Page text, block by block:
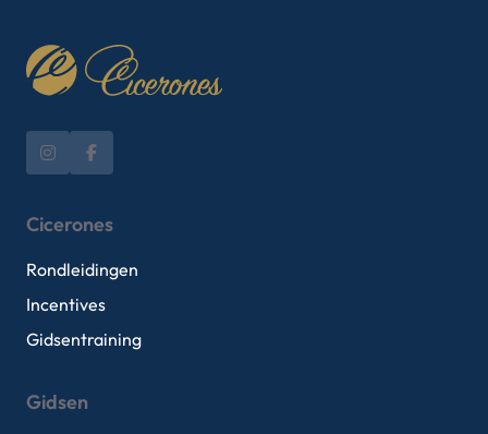
Cicerones
Rondleidingen
Incentives
Gidsentraining
Gidsen